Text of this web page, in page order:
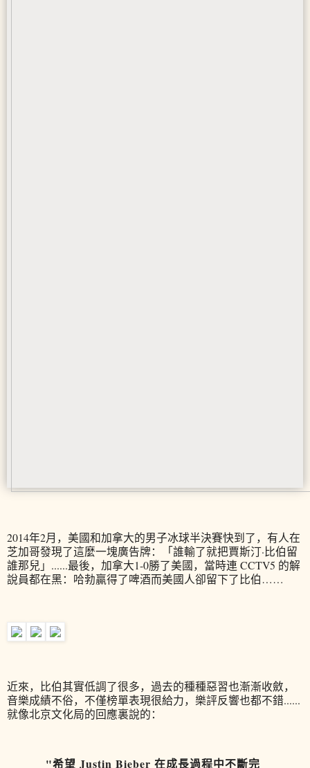
2014年2月，美國和加拿大的男子冰球半決賽快到了，有人在
芝加哥發現了這麼一塊廣告牌：「誰輸了就把賈斯汀·比伯留
誰那兒」......最後，加拿大1-0勝了美國，當時連 CCTV5 的解
說員都在黑：哈勃贏得了啤酒而美國人卻留下了比伯……
近來，比伯其實低調了很多，過去的種種惡習也漸漸收斂，
音樂成績不俗，不僅榜單表現很給力，樂評反響也都不錯......
就像北京文化局的回應裏說的：
"希望 Justin Bieber 在成長過程中不斷完